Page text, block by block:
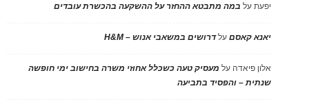
יפעתעל במה מתבטא ההחזר על ההשקעה בהכשרת עובדים
יאנא קאסםעלדרושים במשאבי אנוש – H&M
אלון פיאדה על מעסיק טעה כשכלל אחוזי משרה בחישוב ימי חופשה
שנתית – והפסיד בתביעה